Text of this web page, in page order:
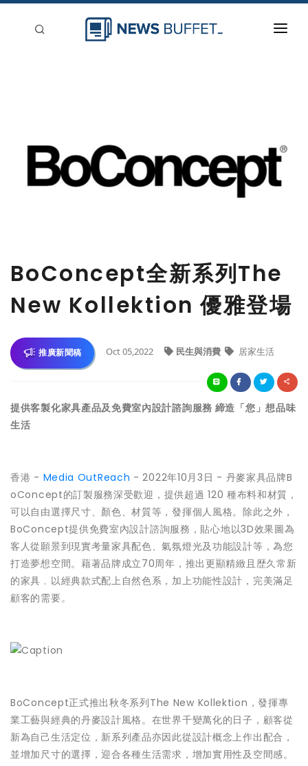
刊登
BoConcept全新系列The
New Kollektion 優雅登場
推廣新聞稿 Oct 05,2022 民生與消費 居家生活
提供客製化家具產品及免費室內設計諮詢服務 締造「您」想品味
生活
香港 - Media OutReach - 2022年10月3日 - 丹麥家具品牌B
oConcept的訂製服務深受歡迎，提供超過 120 種布料和材質，
可以自由選擇尺寸、顏色、材質等，發揮個人風格。除此之外，
BoConcept提供免費室內設計諮詢服務，貼心地以3D效果圖為
客人從願景到現實考量家具配色、氣氛燈光及功能設計等，為您
打造夢想空間。藉著品牌成立70周年，推出更顯精緻且歴久常新
的家具﹐以經典款式配上自然色系，加上功能性設計，完美滿足
顧客的需要。
BoConcept正式推出秋冬系列The New Kollektion，發揮專
業工藝與經典的丹麥設計風格。在世界千變萬化的日子，顧客從
新為自己生活定位，新系列產品亦因此從設計概念上作出配合，
並增加尺寸的選擇，迎合各種生活需求，增加實用性及空間感。